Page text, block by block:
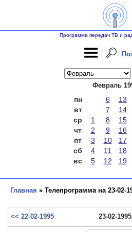
Программа передач ТВ и
Февраль
пн 6 13
вт
7 14
ср
1 8 15
чт
2 9 16
пт
3 10 17
сб
4 11 18
вс
5 12 19
Главная » Телепрограмма на 23-02-
<< 22-02-1995 23-02-1995